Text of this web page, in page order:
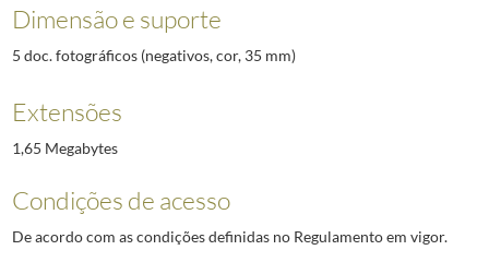
Dimensão e suporte
5 doc. fotográficos (negativos, cor, 35 mm)
Extensões
1,65 Megabytes
Condições de acesso
De acordo com as condições definidas no Regulamento em vigor.